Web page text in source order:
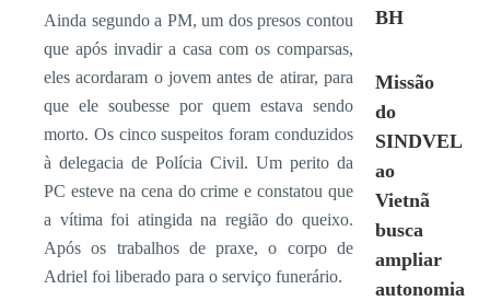
Ainda segundo a PM, um dos presos contou
que após invadir a casa com os comparsas,
eles acordaram o jovem antes de atirar, para
que ele soubesse por quem estava sendo
morto. Os cinco suspeitos foram conduzidos
à delegacia de Polícia Civil. Um perito da
PC esteve na cena do crime e constatou que
a vítima foi atingida na região do queixo.
Após os trabalhos de praxe, o corpo de
Adriel foi liberado para o serviço funerário.
BH
Missão
do
SINDVEL
ao
Vietnã
busca
ampliar
autonomia